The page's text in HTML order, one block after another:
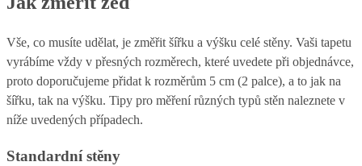
Vše, co musíte udělat, je změřit šířku a výšku celé stěny. Vaši tapetu
vyrábíme vždy v přesných rozměrech, které uvedete při objednávce,
proto doporučujeme přidat k rozměrům 5 cm (2 palce), a to jak na
šířku, tak na výšku. Tipy pro měření různých typů stěn naleznete v
níže uvedených případech.
Standardní stěny